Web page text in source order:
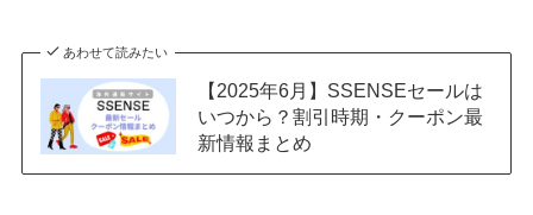
あわせて読みたい
【2025年6月】SSENSEセールは
いつから？割引時期・クーポン最
新情報まとめ